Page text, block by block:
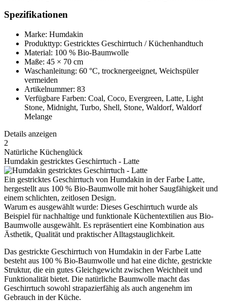
Spezifikationen
Marke: Humdakin
Produkttyp: Gestricktes Geschirrtuch / Küchenhandtuch
Material: 100 % Bio-Baumwolle
Maße: 45 × 70 cm
Waschanleitung: 60 °C, trocknergeeignet, Weichspüler
vermeiden
Artikelnummer: 83
Verfügbare Farben: Coal, Coco, Evergreen, Latte, Light
Stone, Midnight, Turbo, Shell, Stone, Waldorf, Waldorf
Melange
Details anzeigen
2
Natürliche Küchenglück
Humdakin gestricktes Geschirrtuch - Latte
Ein gestricktes Geschirrtuch von Humdakin in der Farbe Latte,
hergestellt aus 100 % Bio-Baumwolle mit hoher Saugfähigkeit und
einem schlichten, zeitlosen Design.
Warum es ausgewählt wurde: Dieses Geschirrtuch wurde als
Beispiel für nachhaltige und funktionale Küchentextilien aus Bio-
Baumwolle ausgewählt. Es repräsentiert eine Kombination aus
Ästhetik, Qualität und praktischer Alltagstauglichkeit.
Das gestrickte Geschirrtuch von Humdakin in der Farbe Latte
besteht aus 100 % Bio-Baumwolle und hat eine dichte, gestrickte
Struktur, die ein gutes Gleichgewicht zwischen Weichheit und
Funktionalität bietet. Die natürliche Baumwolle macht das
Geschirrtuch sowohl strapazierfähig als auch angenehm im
Gebrauch in der Küche.